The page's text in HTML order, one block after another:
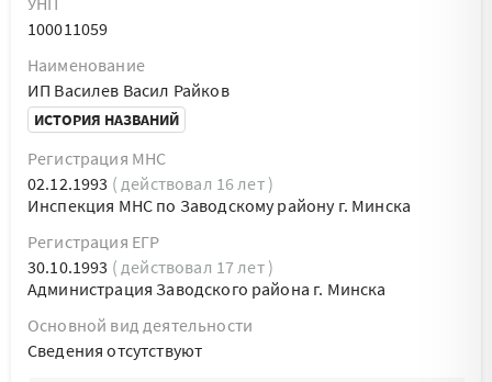
100011059
Наименование
ИП Василев Васил Райков
ИСТОРИЯ НАЗВАНИЙ
Регистрация МНС
02.12.1993 ( действовал 16 лет )
Инспекция МНС по Заводскому району г. Минска
Регистрация ЕГР
30.10.1993 ( действовал 17 лет )
Администрация Заводского района г. Минска
Основной вид деятельности
Cведения отсутствуют